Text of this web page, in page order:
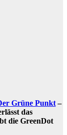
Grüne Punkt–
das
die GreenDot